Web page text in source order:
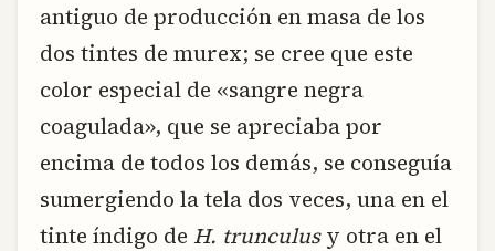
antiguo de producción en masa de los
dos tintes de murex; se cree que este
color especial de «sangre negra
coagulada», que se apreciaba por
encima de todos los demás, se conseguía
sumergiendo la tela dos veces, una en el
tinte índigo de H. trunculusy otra en el